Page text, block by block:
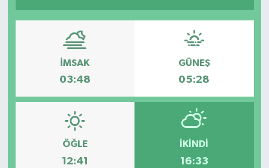
İMSAK
03:48
GÜNEŞ
05:28
ÖĞLE
12:41
İKINDI
16:33
İLÇELERİMİZ